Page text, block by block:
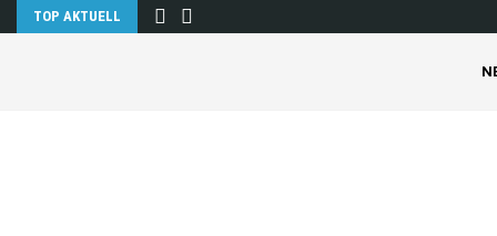
TOP AKTUELL